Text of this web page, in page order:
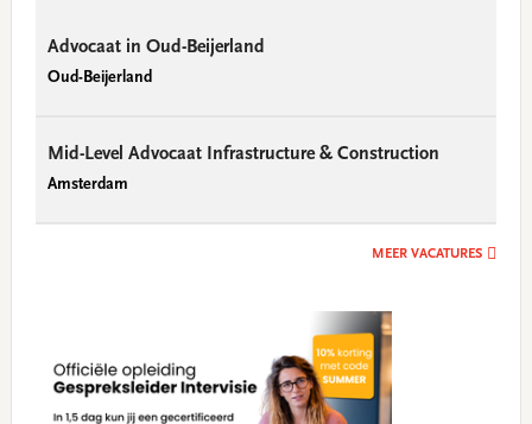
Advocaat in Oud-Beijerland
Oud-Beijerland
Mid-Level Advocaat Infrastructure & Construction
Amsterdam
MEER VACATURES